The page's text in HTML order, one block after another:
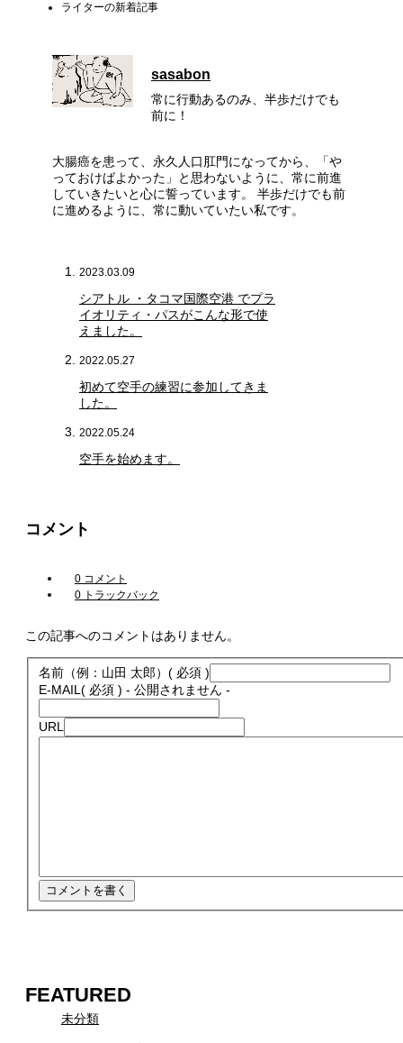
ライターの新着記事
sasabon
常に行動あるのみ、半歩だけでも
前に！
大腸癌を患って、永久人口肛門になってから、「や
っておけばよかった」と思わないように、常に前進
していきたいと心に誓っています。 半歩だけでも前
に進めるように、常に動いていたい私です。
2023.03.09
シアトル ・タコマ国際空港 でプラ
イオリティ・パスがこんな形で使
えました。
2022.05.27
初めて空手の練習に参加してきま
した。
2022.05.24
空手を始めます。
コメント
0 コメント
0 トラックバック
この記事へのコメントはありません。
名前（例：山田 太郎） ( 必須 )
E-MAIL ( 必須 ) - 公開されません -
URL
FEATURED
未分類